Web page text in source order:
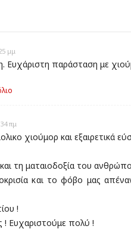
μμ
Ευχάριστη παράσταση με
πμ
χιούμορ και εξαιρετικά
τη ματαιοδοξία του
και το φόβο μας
!
! Ευχαριστούμε πολύ !